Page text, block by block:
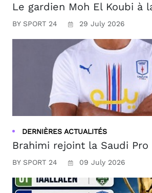
Le gardien Moh El Koubi à
BY SPORT 24 29 July 2026
DERNIÈRES ACTUALITÉS
Brahimi rejoint la Saudi Pro
BY SPORT 24 09 July 2026